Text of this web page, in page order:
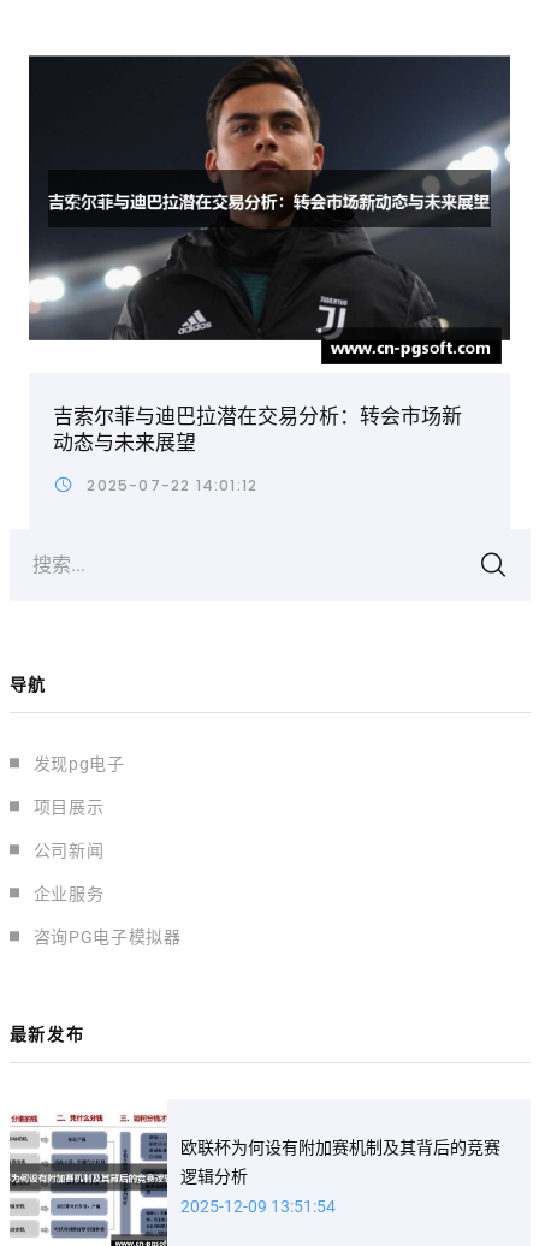
吉索尔菲与迪巴拉潜在交易分析：转会市场新
动态与未来展望
2025-07-22 14:01:12
搜索...
导航
发现pg电子
项目展示
公司新闻
企业服务
咨询PG电子模拟器
最新发布
欧联杯为何设有附加赛机制及其背后的竞赛
逻辑分析
2025-12-09 13:51:54